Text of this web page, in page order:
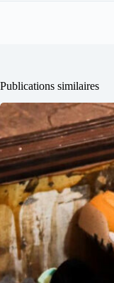
Publications similaires